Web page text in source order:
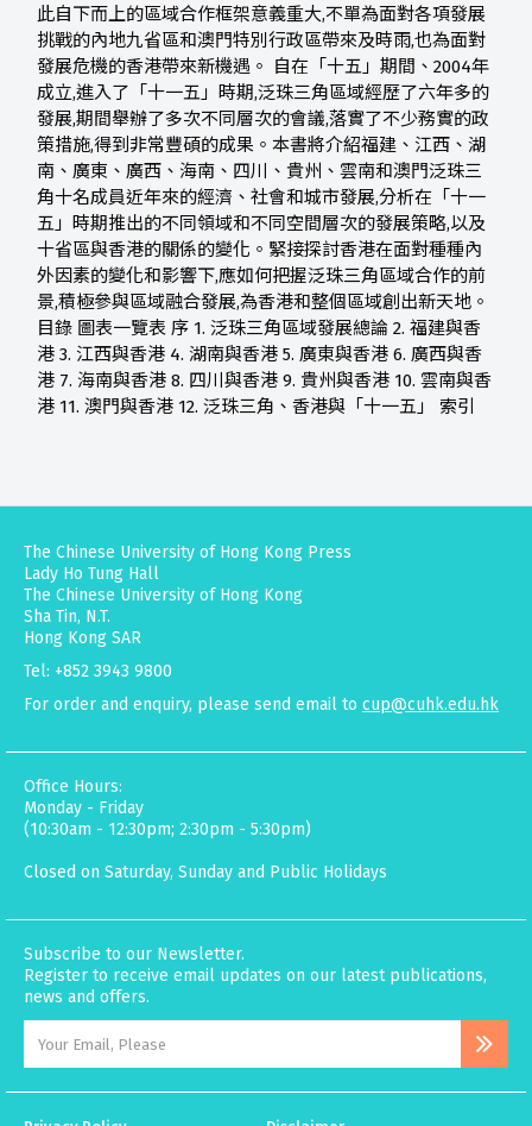
此自下而上的區域合作框架意義重大,不單為面對各項發展
挑戰的內地九省區和澳門特別行政區帶來及時雨,也為面對
發展危機的香港帶來新機遇。 自在「十五」期間、2004年
成立,進入了「十一五」時期,泛珠三角區域經歷了六年多的
發展,期間舉辦了多次不同層次的會議,落實了不少務實的政
策措施,得到非常豐碩的成果。本書將介紹福建、江西、湖
南、廣東、廣西、海南、四川、貴州、雲南和澳門泛珠三
角十名成員近年來的經濟、社會和城市發展,分析在「十一
五」時期推出的不同領域和不同空間層次的發展策略,以及
十省區與香港的關係的變化。緊接探討香港在面對種種內
外因素的變化和影響下,應如何把握泛珠三角區域合作的前
景,積極參與區域融合發展,為香港和整個區域創出新天地。
目錄 圖表一覽表 序 1. 泛珠三角區域發展總論 2. 福建與香
港 3. 江西與香港 4. 湖南與香港 5. 廣東與香港 6. 廣西與香
港 7. 海南與香港 8. 四川與香港 9. 貴州與香港 10. 雲南與香
港 11. 澳門與香港 12. 泛珠三角、香港與「十一五」 索引
The Chinese University of Hong Kong Press
Lady Ho Tung Hall
The Chinese University of Hong Kong
Sha Tin, N.T.
Hong Kong SAR
Tel: +852 3943 9800
For order and enquiry, please send email to cup@cuhk.edu.hk
Office Hours:
Monday - Friday
(10:30am - 12:30pm; 2:30pm - 5:30pm)
Closed on Saturday, Sunday and Public Holidays
Subscribe to our Newsletter.
Register to receive email updates on our latest publications,
news and offers.